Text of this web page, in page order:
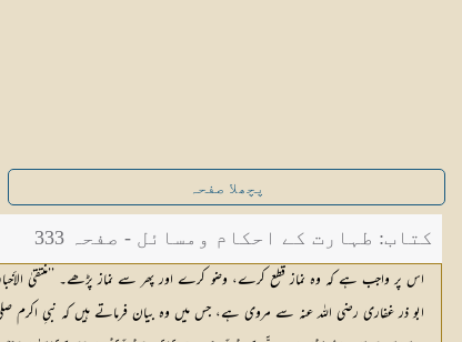
پچھلا صفحہ
کتاب: طہارت کے احکام ومسائل - صفحہ 333
اس پر واجب ہے کہ وہ نماز قطع کرے، وضو کرے اور پھر سے نماز پڑھے۔ ’’منتقیٰ
ابو ذر غفاری رضی اللہ عنہ سے مروی ہے، جس میں وہ بیان فرماتے ہیں کہ نبیِ اکرم صلی